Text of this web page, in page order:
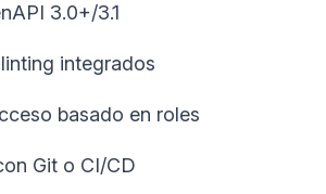
3.0+/3.1
integrados
basado en roles
Git o CI/CD